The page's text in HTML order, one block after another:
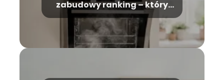
zabudowy ranking – który
model wybrać?